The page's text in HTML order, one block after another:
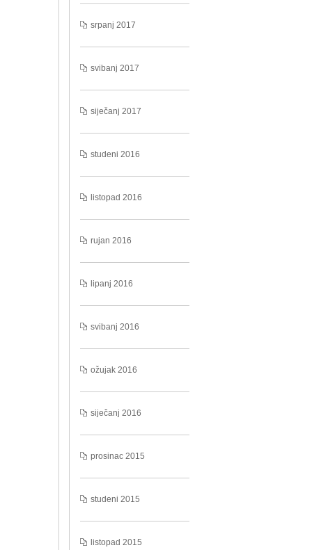
srpanj 2017
svibanj 2017
siječanj 2017
studeni 2016
listopad 2016
rujan 2016
lipanj 2016
svibanj 2016
ožujak 2016
siječanj 2016
prosinac 2015
studeni 2015
listopad 2015